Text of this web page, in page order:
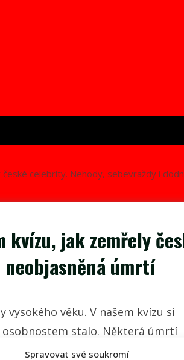
Spravovat své soukromí
celebrity. Nehody, sebevraždy i
jak zemřely
neobjasněná úmrtí
věku. V našem kvízu si
osobnostem stalo. Některá úmrtí